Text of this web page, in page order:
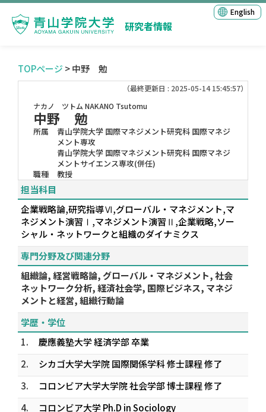
研究者情報
English
TOPページ > 中野 勉
（最終更新日 : 2025-05-14 15:45:57）
ナカノ ツトム NAKANO Tsutomu
中野 勉
所属
青山学院大学 国際マネジメント研究科 国際マネジ
メント専攻
青山学院大学 国際マネジメント研究科 国際マネジ
メントサイエンス専攻(併任)
職種
教授
担当科目
企業戦略論,研究指導Ⅵ,グローバル・マネジメント,マ
ネジメント演習Ⅰ,マネジメント演習Ⅱ,企業戦略,ソー
シャル・ネットワークと組織のダイナミクス
専門分野及び関連分野
組織論, 経営戦略論, グローバル・マネジメント, 社会
ネットワーク分析, 経済社会学, 国際ビジネス, マネジ
メントと経営, 組織行動論
学歴・学位
1.
慶應義塾大学 経済学部 卒業
2.
シカゴ大学大学院 国際関係学科 修士課程 修了
3.
コロンビア大学大学院 社会学部 博士課程 修了
4.
コロンビア大学 Ph.D in Sociology